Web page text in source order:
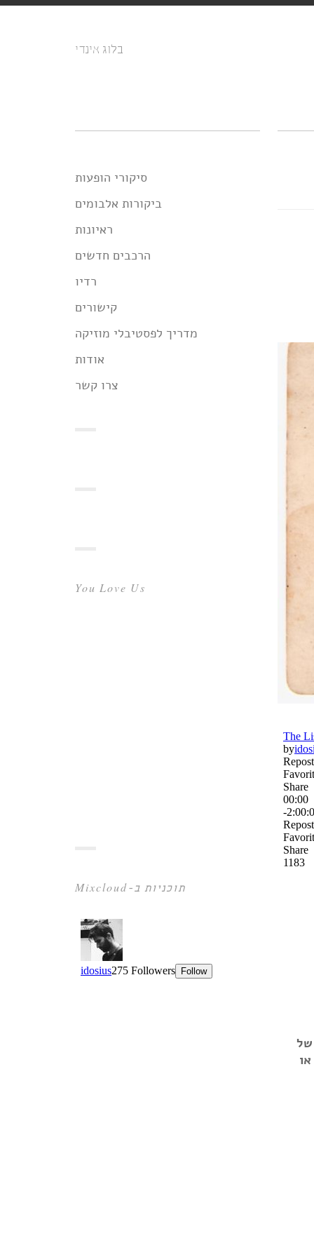
בלוג אינדי
של
סיקורי הופעות
ביקורות אלבומים
ראיונות
הרכבים חדשים
רדיו
קישורים
מדריך לפסטיבלי מוזיקה
אודות
צרו קשר
You Love Us
תוכניות ב-Mixcloud